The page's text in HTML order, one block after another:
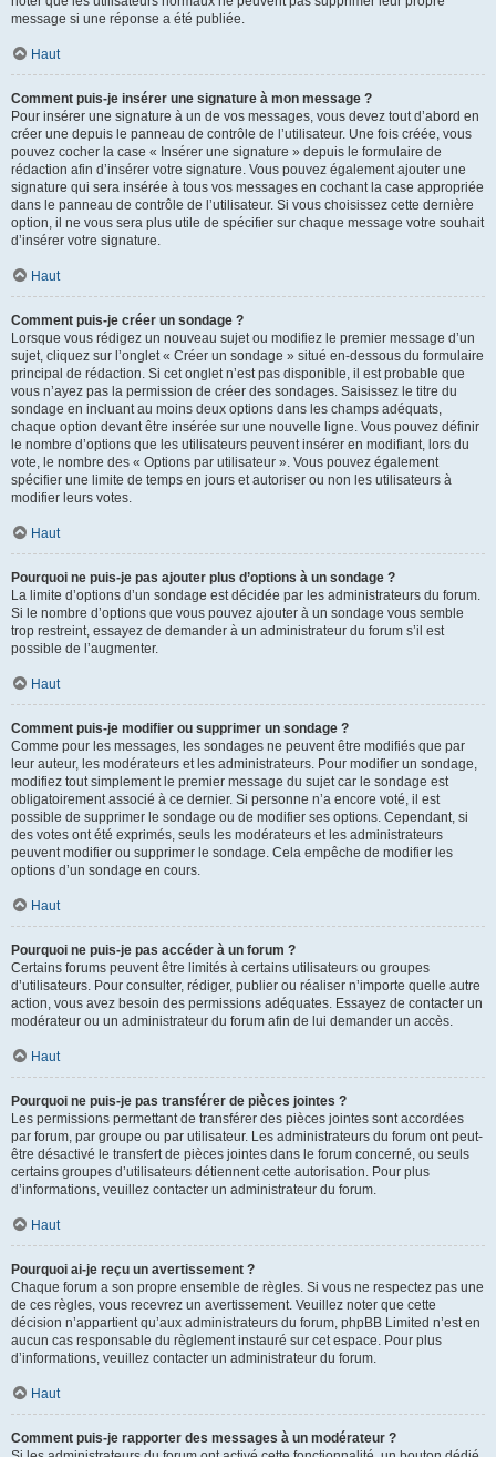
message si une réponse a été publiée.
Haut
Comment puis-je insérer une signature à mon message ?
Pour insérer une signature à un de vos messages, vous devez tout d’abord en
créer une depuis le panneau de contrôle de l’utilisateur. Une fois créée, vous
pouvez cocher la case « Insérer une signature » depuis le formulaire de
rédaction afin d’insérer votre signature. Vous pouvez également ajouter une
signature qui sera insérée à tous vos messages en cochant la case appropriée
dans le panneau de contrôle de l’utilisateur. Si vous choisissez cette dernière
option, il ne vous sera plus utile de spécifier sur chaque message votre souhait
d’insérer votre signature.
Haut
Comment puis-je créer un sondage ?
Lorsque vous rédigez un nouveau sujet ou modifiez le premier message d’un
sujet, cliquez sur l’onglet « Créer un sondage » situé en-dessous du formulaire
principal de rédaction. Si cet onglet n’est pas disponible, il est probable que
vous n’ayez pas la permission de créer des sondages. Saisissez le titre du
sondage en incluant au moins deux options dans les champs adéquats,
chaque option devant être insérée sur une nouvelle ligne. Vous pouvez définir
le nombre d’options que les utilisateurs peuvent insérer en modifiant, lors du
vote, le nombre des « Options par utilisateur ». Vous pouvez également
spécifier une limite de temps en jours et autoriser ou non les utilisateurs à
modifier leurs votes.
Haut
Pourquoi ne puis-je pas ajouter plus d’options à un sondage ?
La limite d’options d’un sondage est décidée par les administrateurs du forum.
Si le nombre d’options que vous pouvez ajouter à un sondage vous semble
trop restreint, essayez de demander à un administrateur du forum s’il est
possible de l’augmenter.
Haut
Comment puis-je modifier ou supprimer un sondage ?
Comme pour les messages, les sondages ne peuvent être modifiés que par
leur auteur, les modérateurs et les administrateurs. Pour modifier un sondage,
modifiez tout simplement le premier message du sujet car le sondage est
obligatoirement associé à ce dernier. Si personne n’a encore voté, il est
possible de supprimer le sondage ou de modifier ses options. Cependant, si
des votes ont été exprimés, seuls les modérateurs et les administrateurs
peuvent modifier ou supprimer le sondage. Cela empêche de modifier les
options d’un sondage en cours.
Haut
Pourquoi ne puis-je pas accéder à un forum ?
Certains forums peuvent être limités à certains utilisateurs ou groupes
d’utilisateurs. Pour consulter, rédiger, publier ou réaliser n’importe quelle autre
action, vous avez besoin des permissions adéquates. Essayez de contacter un
modérateur ou un administrateur du forum afin de lui demander un accès.
Haut
Pourquoi ne puis-je pas transférer de pièces jointes ?
Les permissions permettant de transférer des pièces jointes sont accordées
par forum, par groupe ou par utilisateur. Les administrateurs du forum ont peut-
être désactivé le transfert de pièces jointes dans le forum concerné, ou seuls
certains groupes d’utilisateurs détiennent cette autorisation. Pour plus
d’informations, veuillez contacter un administrateur du forum.
Haut
Pourquoi ai-je reçu un avertissement ?
Chaque forum a son propre ensemble de règles. Si vous ne respectez pas une
de ces règles, vous recevrez un avertissement. Veuillez noter que cette
décision n’appartient qu’aux administrateurs du forum, phpBB Limited n’est en
aucun cas responsable du règlement instauré sur cet espace. Pour plus
d’informations, veuillez contacter un administrateur du forum.
Haut
Comment puis-je rapporter des messages à un modérateur ?